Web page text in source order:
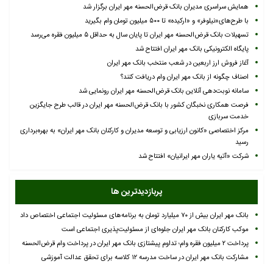
همایش سراسری مدیران بانک قرض‌الحسنه مهر ایران برگزار شد
با طرح‌های«نیلوفر» و «ارکیده» تا ۵۰۰ میلیون تومان وام بگیرید
تسهیلات بانک قرض‌الحسنه مهر ایران تا پایان سال به حداقل ۵ میلیون فقره می‌رسد
پایگاه الکترونیکی بانک مهر ایران افتتاح شد
آغاز فروش ارز اربعین در شعب منتخب بانک مهر ایران
اصناف چگونه از بانک مهر ایران وام دریافت کنند؟
سامانه نوبت‌دهی آنلاین بانک قرض‌الحسنه مهر ایران رونمایی شد
فرصت همکاری نخبگان کشور با بانک قرض‌الحسنه مهر ایران در قالب طرح جایگزین
خدمت سربازی
مرکز اختصاصی «کانون ارزیابی و توسعه مدیران و کارکنان بانک مهر ایران» به بهره‌برداری
رسید
شرکت «آتیه یاران مهر ایرانیان» افتتاح شد
پربازدیدترین ها
بانک مهر ایران بیش از ۷۰ میلیارد تومان به برنامه‌های مسئولیت اجتماعی اختصاص داد
موکب کارکنان بانک مهر ایران جلوه‌ای از مسئولیت‌پذیری اجتماعی است
پرداخت ۲ میلیون فقره وام؛ تداوم پیشتازی بانک مهر ایران در پرداخت وام قرض‌الحسنه
مشارکت بانک مهر ایران در ساخت مدرسه ۱۲ کلاسه برای تحقق عدالت آموزشی